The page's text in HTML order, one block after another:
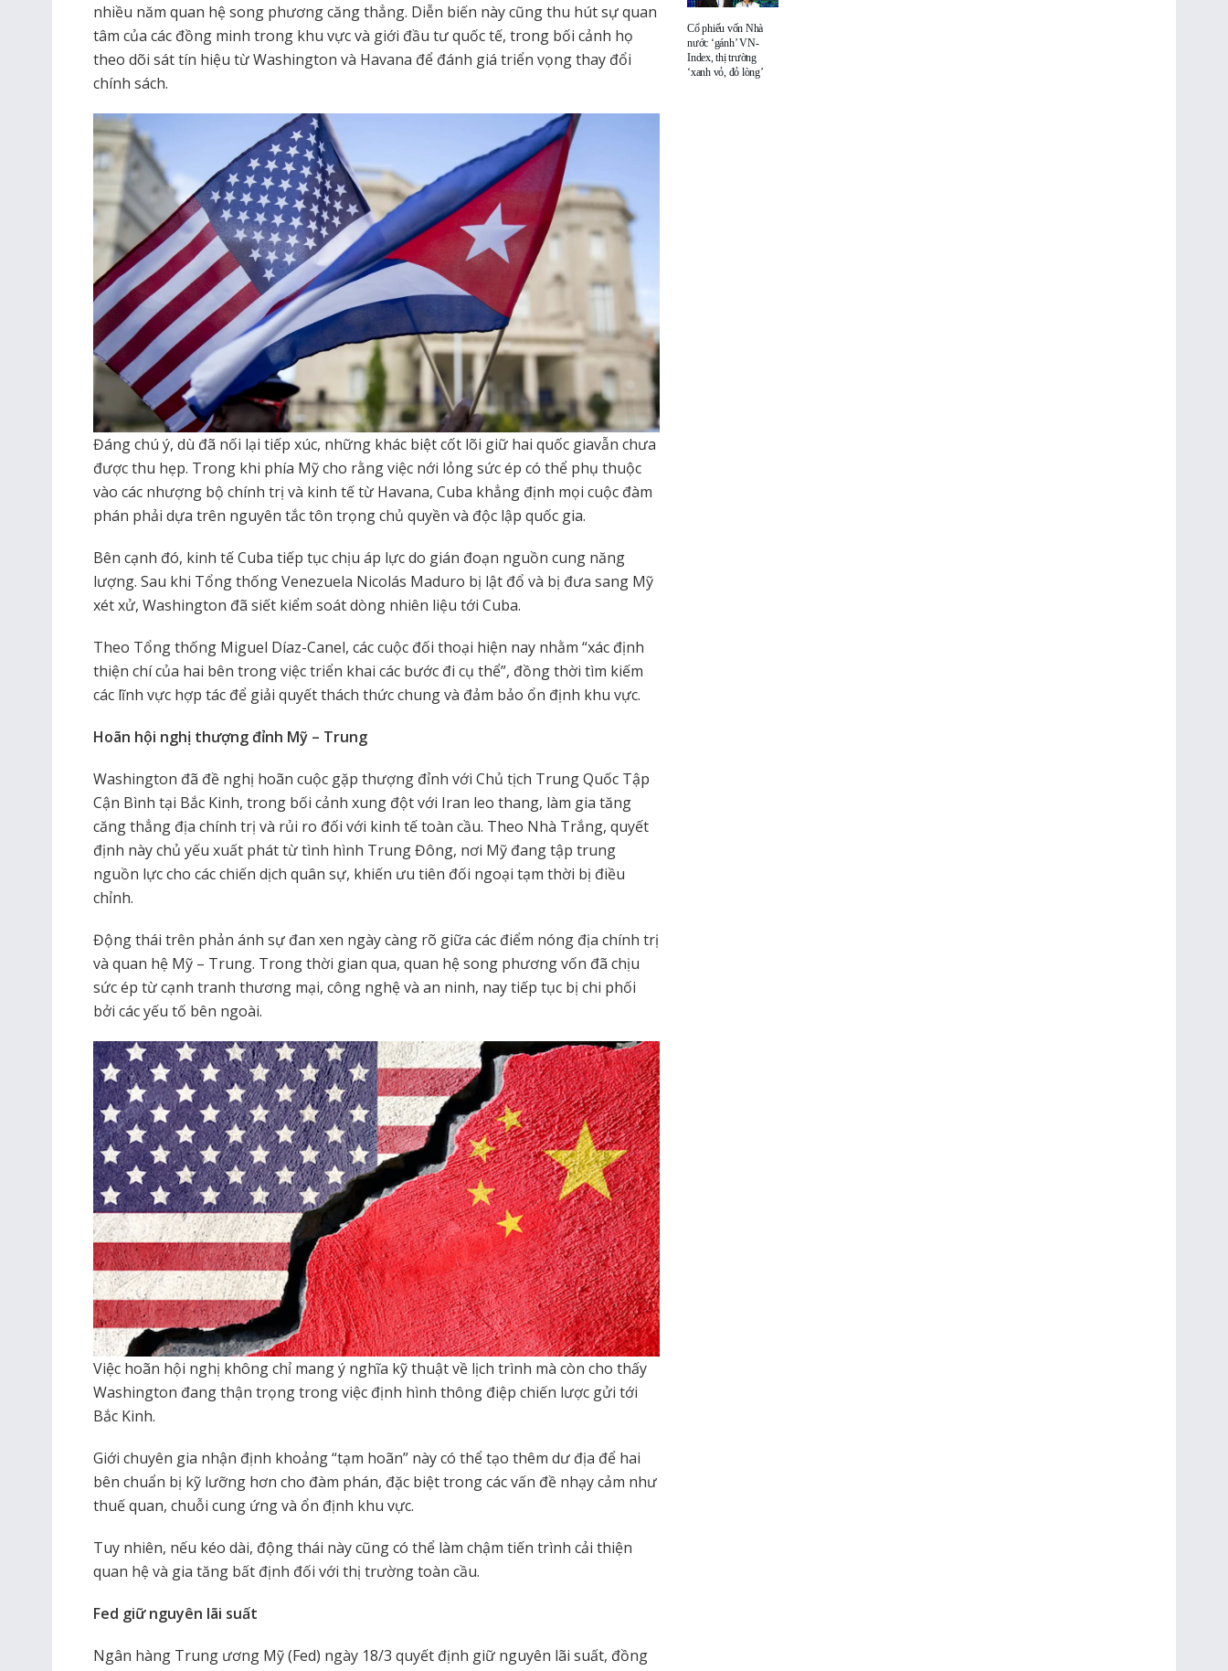
nhiều năm quan hệ song phương căng thẳng. Diễn biến này cũng thu hút sự quan
tâm của các đồng minh trong khu vực và giới đầu tư quốc tế, trong bối cảnh họ
theo dõi sát tín hiệu từ Washington và Havana để đánh giá triển vọng thay đổi
chính sách.
Đáng chú ý, dù đã nối lại tiếp xúc, những khác biệt cốt lõi giữ hai quốc giavẫn chưa
được thu hẹp. Trong khi phía Mỹ cho rằng việc nới lỏng sức ép có thể phụ thuộc
vào các nhượng bộ chính trị và kinh tế từ Havana, Cuba khẳng định mọi cuộc đàm
phán phải dựa trên nguyên tắc tôn trọng chủ quyền và độc lập quốc gia.
Bên cạnh đó, kinh tế Cuba tiếp tục chịu áp lực do gián đoạn nguồn cung năng
lượng. Sau khi Tổng thống Venezuela Nicolás Maduro bị lật đổ và bị đưa sang Mỹ
xét xử, Washington đã siết kiểm soát dòng nhiên liệu tới Cuba.
Theo Tổng thống Miguel Díaz-Canel, các cuộc đối thoại hiện nay nhằm “xác định
thiện chí của hai bên trong việc triển khai các bước đi cụ thể”, đồng thời tìm kiếm
các lĩnh vực hợp tác để giải quyết thách thức chung và đảm bảo ổn định khu vực.
Hoãn hội nghị thượng đỉnh Mỹ – Trung
Washington đã đề nghị hoãn cuộc gặp thượng đỉnh với Chủ tịch Trung Quốc Tập
Cận Bình tại Bắc Kinh, trong bối cảnh xung đột với Iran leo thang, làm gia tăng
căng thẳng địa chính trị và rủi ro đối với kinh tế toàn cầu. Theo Nhà Trắng, quyết
định này chủ yếu xuất phát từ tình hình Trung Đông, nơi Mỹ đang tập trung
nguồn lực cho các chiến dịch quân sự, khiến ưu tiên đối ngoại tạm thời bị điều
chỉnh.
Động thái trên phản ánh sự đan xen ngày càng rõ giữa các điểm nóng địa chính trị
và quan hệ Mỹ – Trung. Trong thời gian qua, quan hệ song phương vốn đã chịu
sức ép từ cạnh tranh thương mại, công nghệ và an ninh, nay tiếp tục bị chi phối
bởi các yếu tố bên ngoài.
Việc hoãn hội nghị không chỉ mang ý nghĩa kỹ thuật về lịch trình mà còn cho thấy
Washington đang thận trọng trong việc định hình thông điệp chiến lược gửi tới
Bắc Kinh.
Giới chuyên gia nhận định khoảng “tạm hoãn” này có thể tạo thêm dư địa để hai
bên chuẩn bị kỹ lưỡng hơn cho đàm phán, đặc biệt trong các vấn đề nhạy cảm như
thuế quan, chuỗi cung ứng và ổn định khu vực.
Tuy nhiên, nếu kéo dài, động thái này cũng có thể làm chậm tiến trình cải thiện
quan hệ và gia tăng bất định đối với thị trường toàn cầu.
Fed giữ nguyên lãi suất
Ngân hàng Trung ương Mỹ (Fed) ngày 18/3 quyết định giữ nguyên lãi suất, đồng
Cổ phiếu vốn Nhà
nước ‘gánh’ VN-
Index, thị trường
‘xanh vỏ, đỏ lòng’